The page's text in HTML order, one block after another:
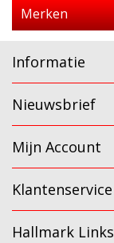
Merken
Informatie
Nieuwsbrief
Mijn Account
Klantenservice
Hallmark Links